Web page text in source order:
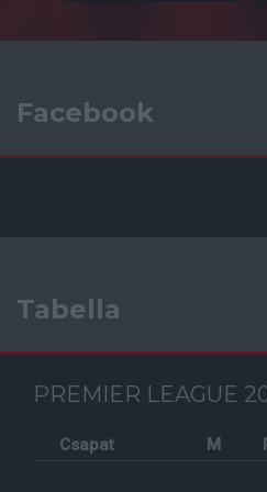
Facebook
Tabella
PREMIER LEAGUE
Csapat M